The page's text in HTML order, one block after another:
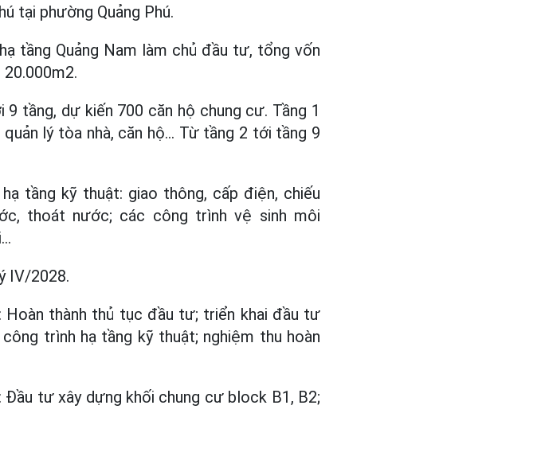
tại phường Quảng Phú.
tầng Quảng Nam làm chủ đầu tư, tổng vốn
tầng, dự kiến 700 căn hộ chung cư. Tầng 1
lý tòa nhà, căn hộ... Từ tầng 2 tới tầng 9
tầng kỹ thuật: giao thông, cấp điện, chiếu
thoát nước; các công trình vệ sinh môi
IV/2028.
thành thủ tục đầu tư; triển khai đầu tư
trình hạ tầng kỹ thuật; nghiệm thu hoàn
tư xây dựng khối chung cư block B1, B2;